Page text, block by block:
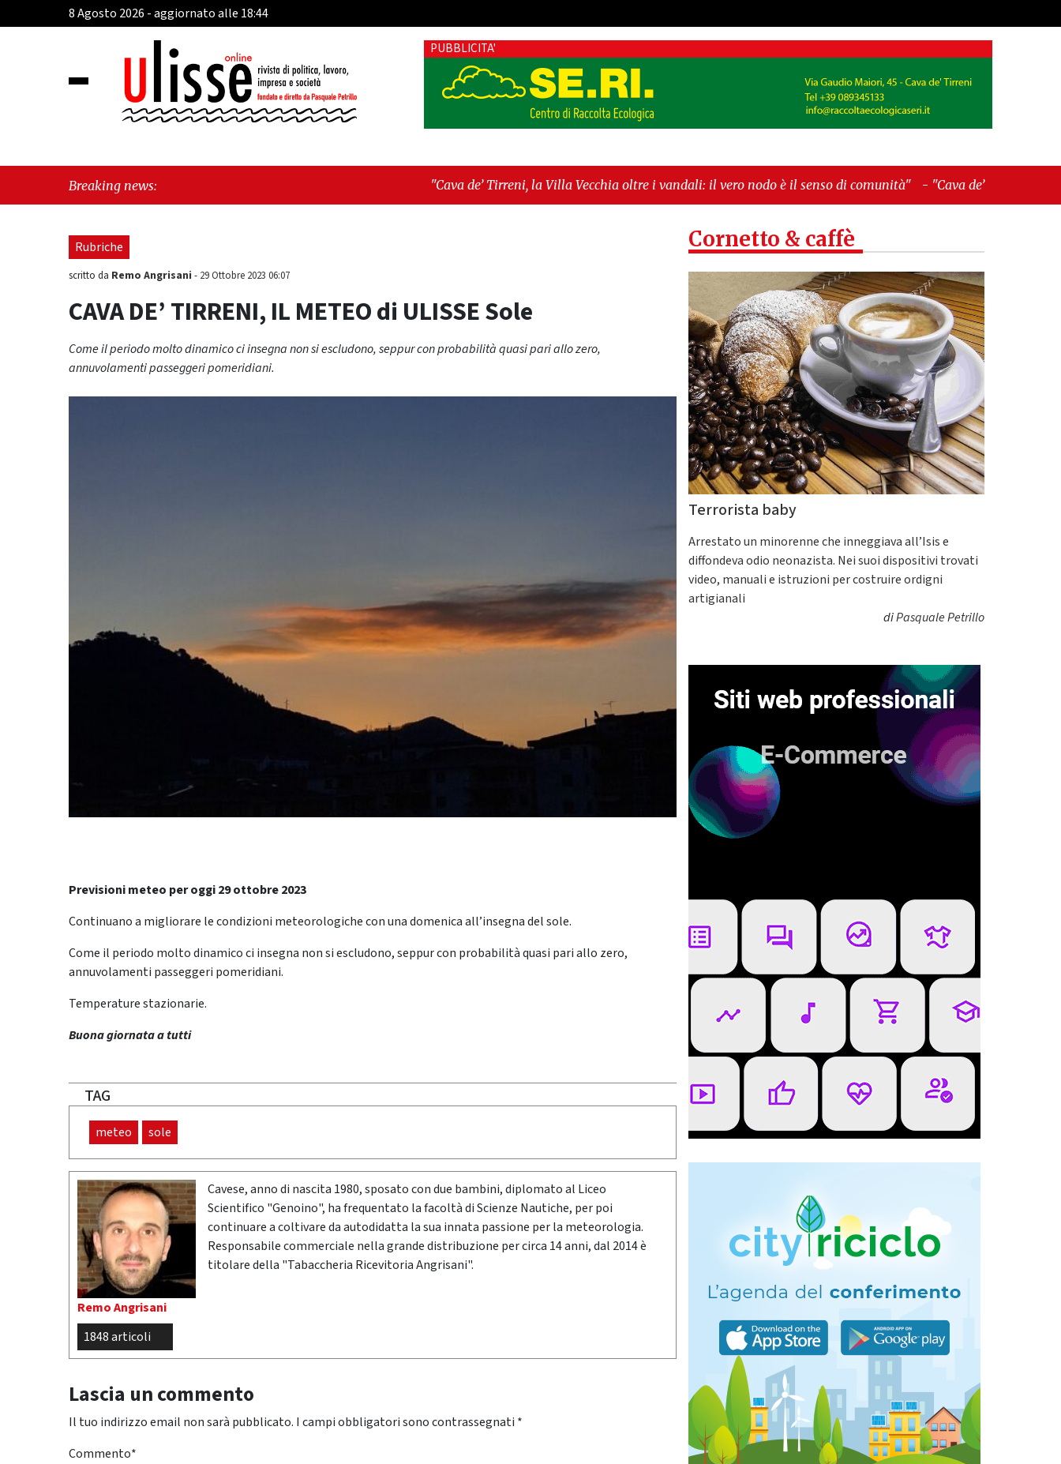
8 Agosto 2026 - aggiornato alle 18:44
PUBBLICITA'
Breaking news: "Cava de’ Tirreni, la Villa Vecchia oltre i vandali: il vero nodo è il senso di comunità" - "Cava de’ Tirreni, La
Fratellanza sull'ultima seduta consiliare: “Serve chiarezza!”"
Rubriche
scritto da Remo Angrisani - 29 Ottobre 2023 06:07
CAVA DE’ TIRRENI, IL METEO di ULISSE Sole
Come il periodo molto dinamico ci insegna non si escludono, seppur con probabilità quasi pari allo zero,
annuvolamenti passeggeri pomeridiani.
Previsioni meteo per oggi 29 ottobre 2023
Continuano a migliorare le condizioni meteorologiche con una domenica all’insegna del sole.
Come il periodo molto dinamico ci insegna non si escludono, seppur con probabilità quasi pari allo zero,
annuvolamenti passeggeri pomeridiani.
Temperature stazionarie.
Buona giornata a tutti
TAG
meteo sole
Remo Angrisani
1848 articoli
Cavese, anno di nascita 1980, sposato con due bambini, diplomato al Liceo
Scientifico "Genoino", ha frequentato la facoltà di Scienze Nautiche, per poi
continuare a coltivare da autodidatta la sua innata passione per la meteorologia.
Responsabile commerciale nella grande distribuzione per circa 14 anni, dal 2014 è
titolare della "Tabaccheria Ricevitoria Angrisani".
Lascia un commento
Il tuo indirizzo email non sarà pubblicato. I campi obbligatori sono contrassegnati *
Commento*
Cornetto & caffè
Terrorista baby
Arrestato un minorenne che inneggiava all’Isis e
diffondeva odio neonazista. Nei suoi dispositivi trovati
video, manuali e istruzioni per costruire ordigni
artigianali
diPasquale Petrillo